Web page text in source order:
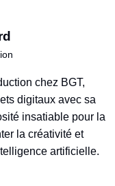
chez BGT,
digitaux avec sa
insatiable pour la
la créativité et
artificielle.